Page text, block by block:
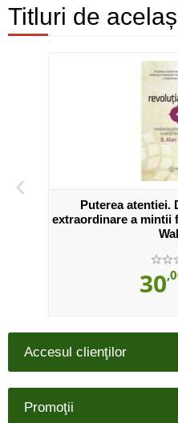
Titluri de
‹
Puterea atentiei.
extraordinare a mintii
30
Accesul clienţilor
Promoţii